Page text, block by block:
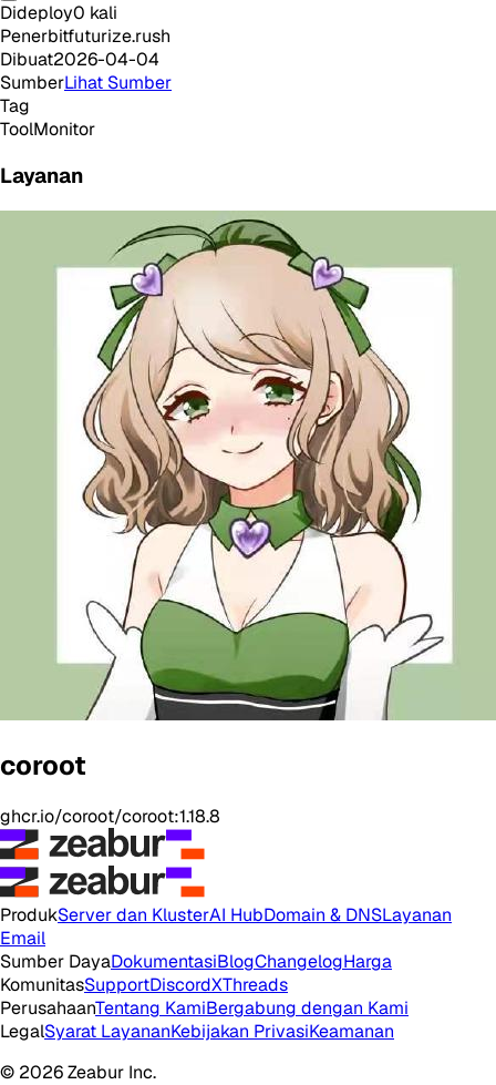
Dideploy0 kali
Penerbitfuturize.rush
Dibuat2026-04-04
SumberLihat Sumber
Tag
ToolMonitor
Layanan
coroot
ghcr.io/coroot/coroot:1.18.8
ProdukServer dan KlusterAI HubDomain & DNSLayanan
Email
Sumber DayaDokumentasiBlogChangelogHarga
KomunitasSupportDiscordXThreads
PerusahaanTentang KamiBergabung dengan Kami
LegalSyarat LayananKebijakan PrivasiKeamanan
© 2026 Zeabur Inc.